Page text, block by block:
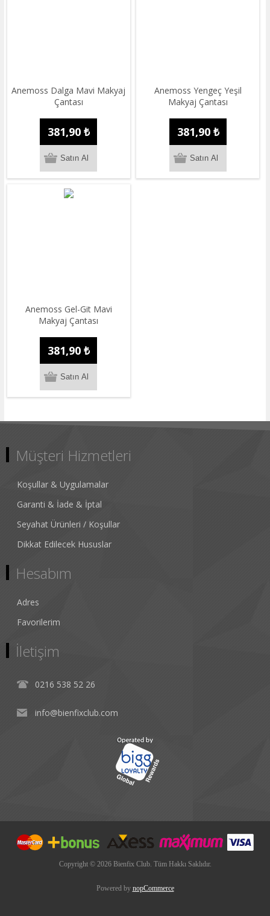
Anemoss Dalga Mavi Makyaj
Çantası
381,90 ₺
Anemoss Yengeç Yeşil
Makyaj Çantası
381,90 ₺
Anemoss Gel-Git Mavi
Makyaj Çantası
381,90 ₺
Müşteri Hizmetleri
Koşullar & Uygulamalar
Garanti & İade & İptal
Seyahat Ürünleri / Koşullar
Dikkat Edilecek Hususlar
Hesabım
Adres
Favorilerim
İletişim
0216 538 52 26
info@bienfixclub.com
Copyright © 2026 Bienfix Club. Tüm Hakkı Saklıdır.
Powered by nopCommerce